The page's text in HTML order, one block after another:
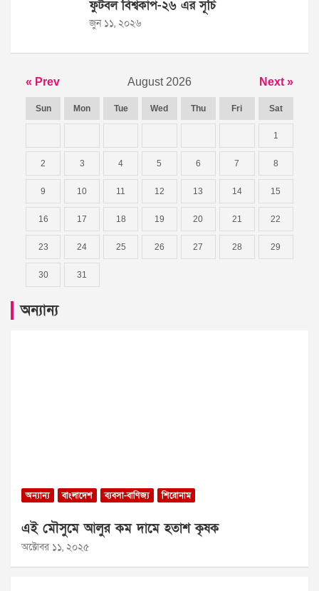
ফুটবল বিশ্বকাপ-২৬ এর সূচি
জুন ১১, ২০২৬
« Prev August 2026 Next »
Sun Mon Tue Wed Thu Fri Sat
1
2 3 4 5 6 7 8
9 10 11 12 13 14 15
16 17 18 19 20 21 22
23 24 25 26 27 28 29
30 31
অন্যান্য
অন্যান্য বাংলাদেশ ব্যবসা-বাণিজ্য শিরোনাম
এই মৌসুমে আলুর কম দামে হতাশ কৃষক
অক্টোবর ১১, ২০২৫